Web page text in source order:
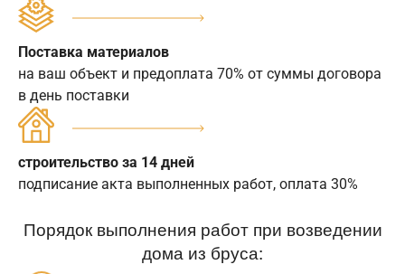
Поставка материалов
на ваш объект и предоплата 70% от суммы договора
в день поставки
строительство за 14 дней
подписание акта выполненных работ, оплата 30%
Порядок выполнения работ при возведении
дома из бруса: